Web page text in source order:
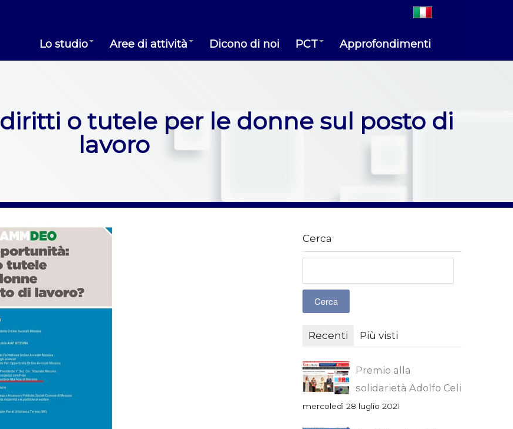
Lo studio Aree di attività Dicono di noi PCT Approfondimenti
o tutele per le donne sul posto di
lavoro
Cerca
Recenti Più visti
Premio alla
solidarietà Adolfo Celi
mercoledì 28 luglio 2021